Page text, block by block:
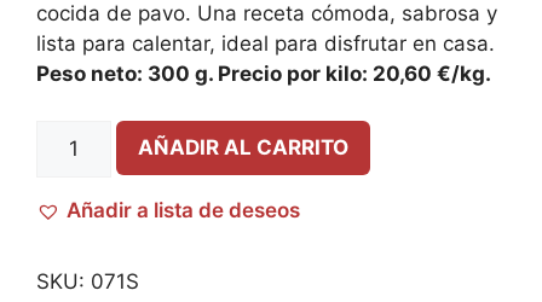
cocida de pavo. Una receta cómoda, sabrosa y
lista para calentar, ideal para disfrutar en casa.
Peso neto: 300 g. Precio por kilo: 20,60 €/kg.
AÑADIR AL CARRITO
Añadir a lista de deseos
SKU: 071S